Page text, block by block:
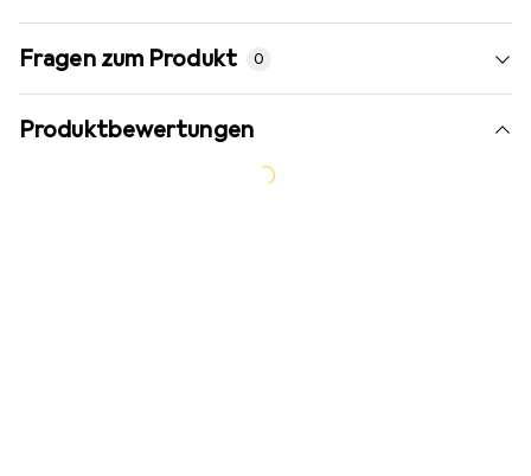
Fragen zum Produkt 0
Produktbewertungen